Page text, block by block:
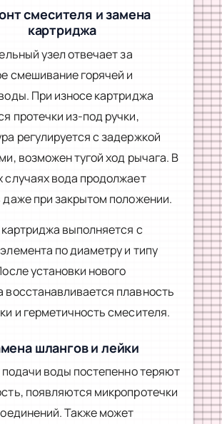
смесителя и замена
картриджа
узел отвечает за
смешивание горячей и
При износе картриджа
протечки из-под ручки,
регулируется с задержкой
возможен тугой ход рычага. В
случаях вода продолжает
даже при закрытом положении.
выполняется с
по диаметру и типу
установки нового
восстанавливается плавность
и герметичность смесителя.
шлангов и лейки
воды постепенно теряют
появляются микропротечки
Также может